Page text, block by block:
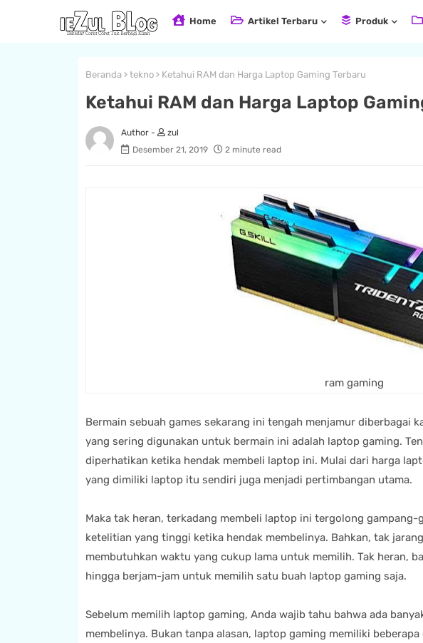
Home Artikel Terbaru Produk
Beranda tekno Ketahui RAM dan Harga Laptop Gaming Terbaru
Ketahui RAM dan Harga Laptop
zul
Desember 21, 2019
2 minute read
ram gaming
Bermain sebuah games sekarang ini tengah menjamur diberbagai
yang sering digunakan untuk bermain ini adalah laptop gaming.
diperhatikan ketika hendak membeli laptop ini. Mulai dari harga
yang dimiliki laptop itu sendiri juga menjadi pertimbangan utama.
Maka tak heran, terkadang membeli laptop ini tergolong gampang-
ketelitian yang tinggi ketika hendak membelinya. Bahkan, tak
membutuhkan waktu yang cukup lama untuk memilih. Tak heran,
hingga berjam-jam untuk memilih satu buah laptop gaming saja.
Sebelum memilih laptop gaming, Anda wajib tahu bahwa ada
membelinya. Bukan tanpa alasan, laptop gaming memiliki